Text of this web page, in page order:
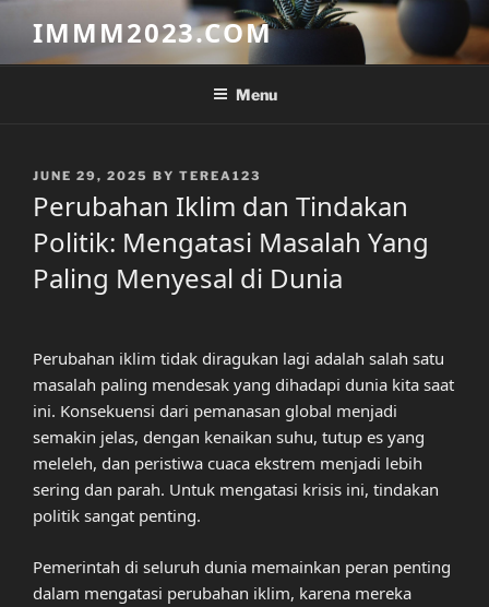
content
IMMM2023.COM
Menu
POSTED
JUNE 29, 2025 BY TEREA123
Perubahan Iklim dan Tindakan
Politik: Mengatasi Masalah Yang
Paling Menyesal di Dunia
Perubahan iklim tidak diragukan lagi adalah salah satu
masalah paling mendesak yang dihadapi dunia kita saat
ini. Konsekuensi dari pemanasan global menjadi
semakin jelas, dengan kenaikan suhu, tutup es yang
meleleh, dan peristiwa cuaca ekstrem menjadi lebih
sering dan parah. Untuk mengatasi krisis ini, tindakan
politik sangat penting.
Pemerintah di seluruh dunia memainkan peran penting
dalam mengatasi perubahan iklim, karena mereka